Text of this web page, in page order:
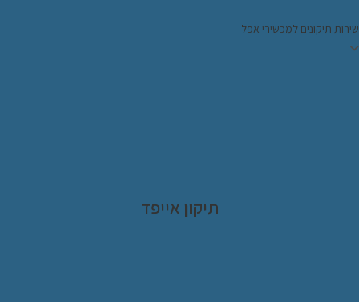
תיקונים למכשירי אפל
תיקון אייפד